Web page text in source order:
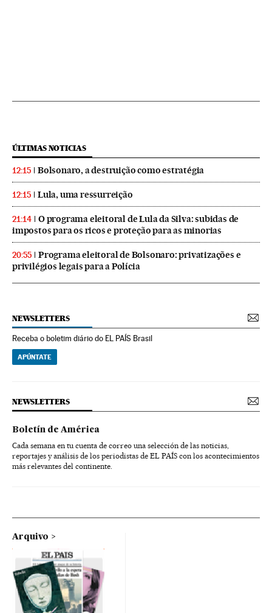
ÚLTIMAS NOTICIAS
12:15 Bolsonaro, a destruição como estratégia
12:15 Lula, uma ressurreição
21:14
O programa eleitoral de Lula da Silva: subidas de
impostos para os ricos e proteção para as minorias
20:55
Programa eleitoral de Bolsonaro: privatizações e
privilégios legais para a Polícia
NEWSLETTERS
Receba o boletim diário do EL PAÍS Brasil
APÚNTATE
NEWSLETTERS
Boletín de América
Cada semana en tu cuenta de correo una selección de las noticias,
reportajes y análisis de los periodistas de EL PAÍS con los acontecimientos
más relevantes del continente.
Arquivo